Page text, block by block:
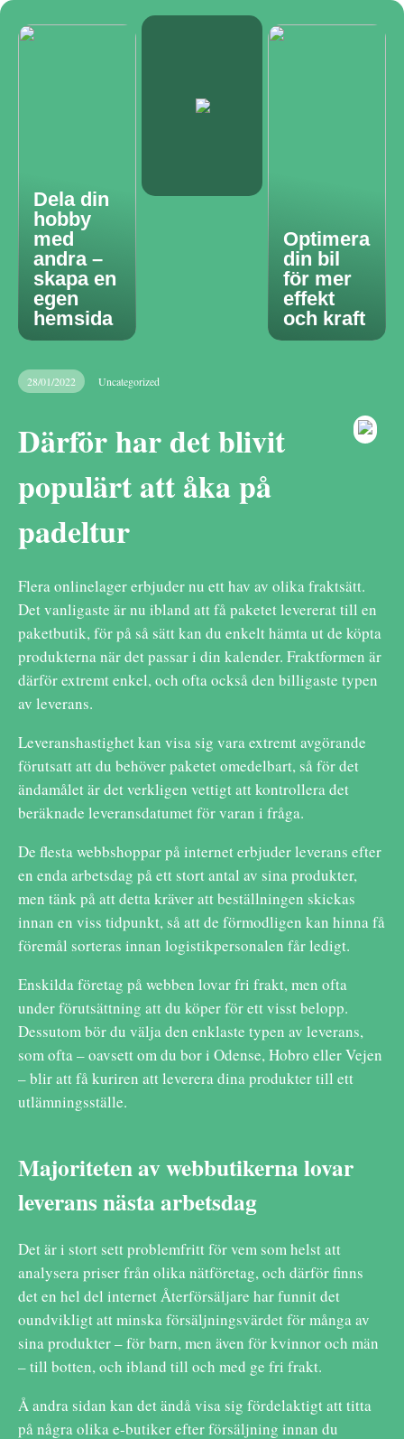
Dela din
hobby
med
andra –
skapa en
egen
hemsida
Optimera
din bil
för mer
effekt
och kraft
28/01/2022 Uncategorized
Därför har det blivit
populärt att åka på
padeltur
Flera onlinelager erbjuder nu ett hav av olika fraktsätt.
Det vanligaste är nu ibland att få paketet levererat till en
paketbutik, för på så sätt kan du enkelt hämta ut de köpta
produkterna när det passar i din kalender. Fraktformen är
därför extremt enkel, och ofta också den billigaste typen
av leverans.
Leveranshastighet kan visa sig vara extremt avgörande
förutsatt att du behöver paketet omedelbart, så för det
ändamålet är det verkligen vettigt att kontrollera det
beräknade leveransdatumet för varan i fråga.
De flesta webbshoppar på internet erbjuder leverans efter
en enda arbetsdag på ett stort antal av sina produkter,
men tänk på att detta kräver att beställningen skickas
innan en viss tidpunkt, så att de förmodligen kan hinna få
föremål sorteras innan logistikpersonalen får ledigt.
Enskilda företag på webben lovar fri frakt, men ofta
under förutsättning att du köper för ett visst belopp.
Dessutom bör du välja den enklaste typen av leverans,
som ofta – oavsett om du bor i Odense, Hobro eller Vejen
– blir att få kuriren att leverera dina produkter till ett
utlämningsställe.
Majoriteten av webbutikerna lovar
leverans nästa arbetsdag
Det är i stort sett problemfritt för vem som helst att
analysera priser från olika nätföretag, och därför finns
det en hel del internet Återförsäljare har funnit det
oundvikligt att minska försäljningsvärdet för många av
sina produkter – för barn, men även för kvinnor och män
– till botten, och ibland till och med ge fri frakt.
Å andra sidan kan det ändå visa sig fördelaktigt att titta
på några olika e-butiker efter försäljning innan du